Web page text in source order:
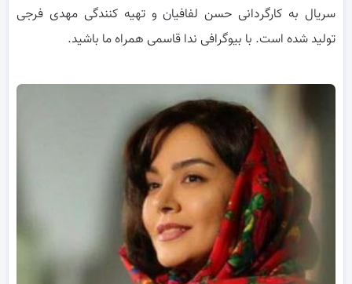
سریال به کارگردانی حسن لفافیان و تهیه کنندگی مهدی فرجی
تولید شده است. با بیوگرافی ندا قاسمی همراه ما باشید.